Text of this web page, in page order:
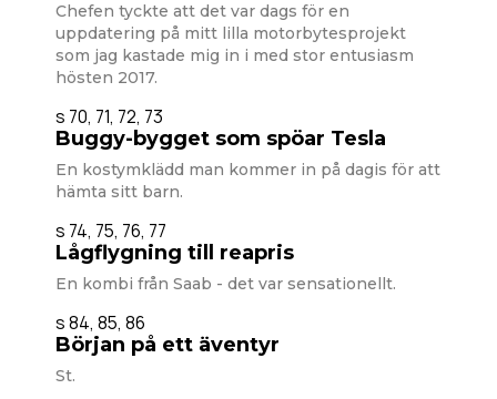
Chefen tyckte att det var dags för en
uppdatering på mitt lilla motorbytesprojekt
som jag kastade mig in i med stor entusiasm
hösten 2017.
s 70, 71, 72, 73
Buggy-bygget som spöar Tesla
En kostymklädd man kommer in på dagis för att
hämta sitt barn.
s 74, 75, 76, 77
Lågflygning till reapris
En kombi från Saab - det var sensationellt.
s 84, 85, 86
Början på ett äventyr
St.